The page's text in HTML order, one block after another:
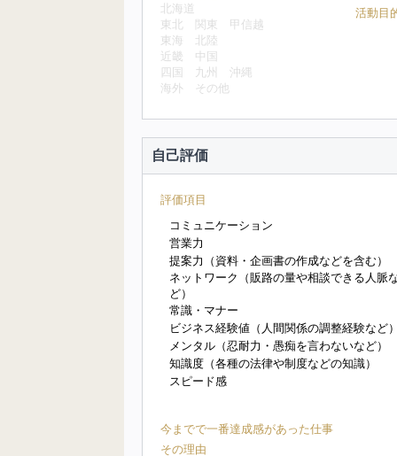
北海道
東北
関東
甲信越
東海
北陸
近畿
中国
四国
九州
沖縄
海外
その他
活動目
自己評価
評価項目
コミュニケーション
営業力
提案力（資料・企画書の作成などを含む）
ネットワーク（販路の量や相談できる人脈
ど）
常識・マナー
ビジネス経験値（人間関係の調整経験など
メンタル（忍耐力・愚痴を言わないなど）
知識度（各種の法律や制度などの知識）
スピード感
今までで一番達成感があった仕事
その理由